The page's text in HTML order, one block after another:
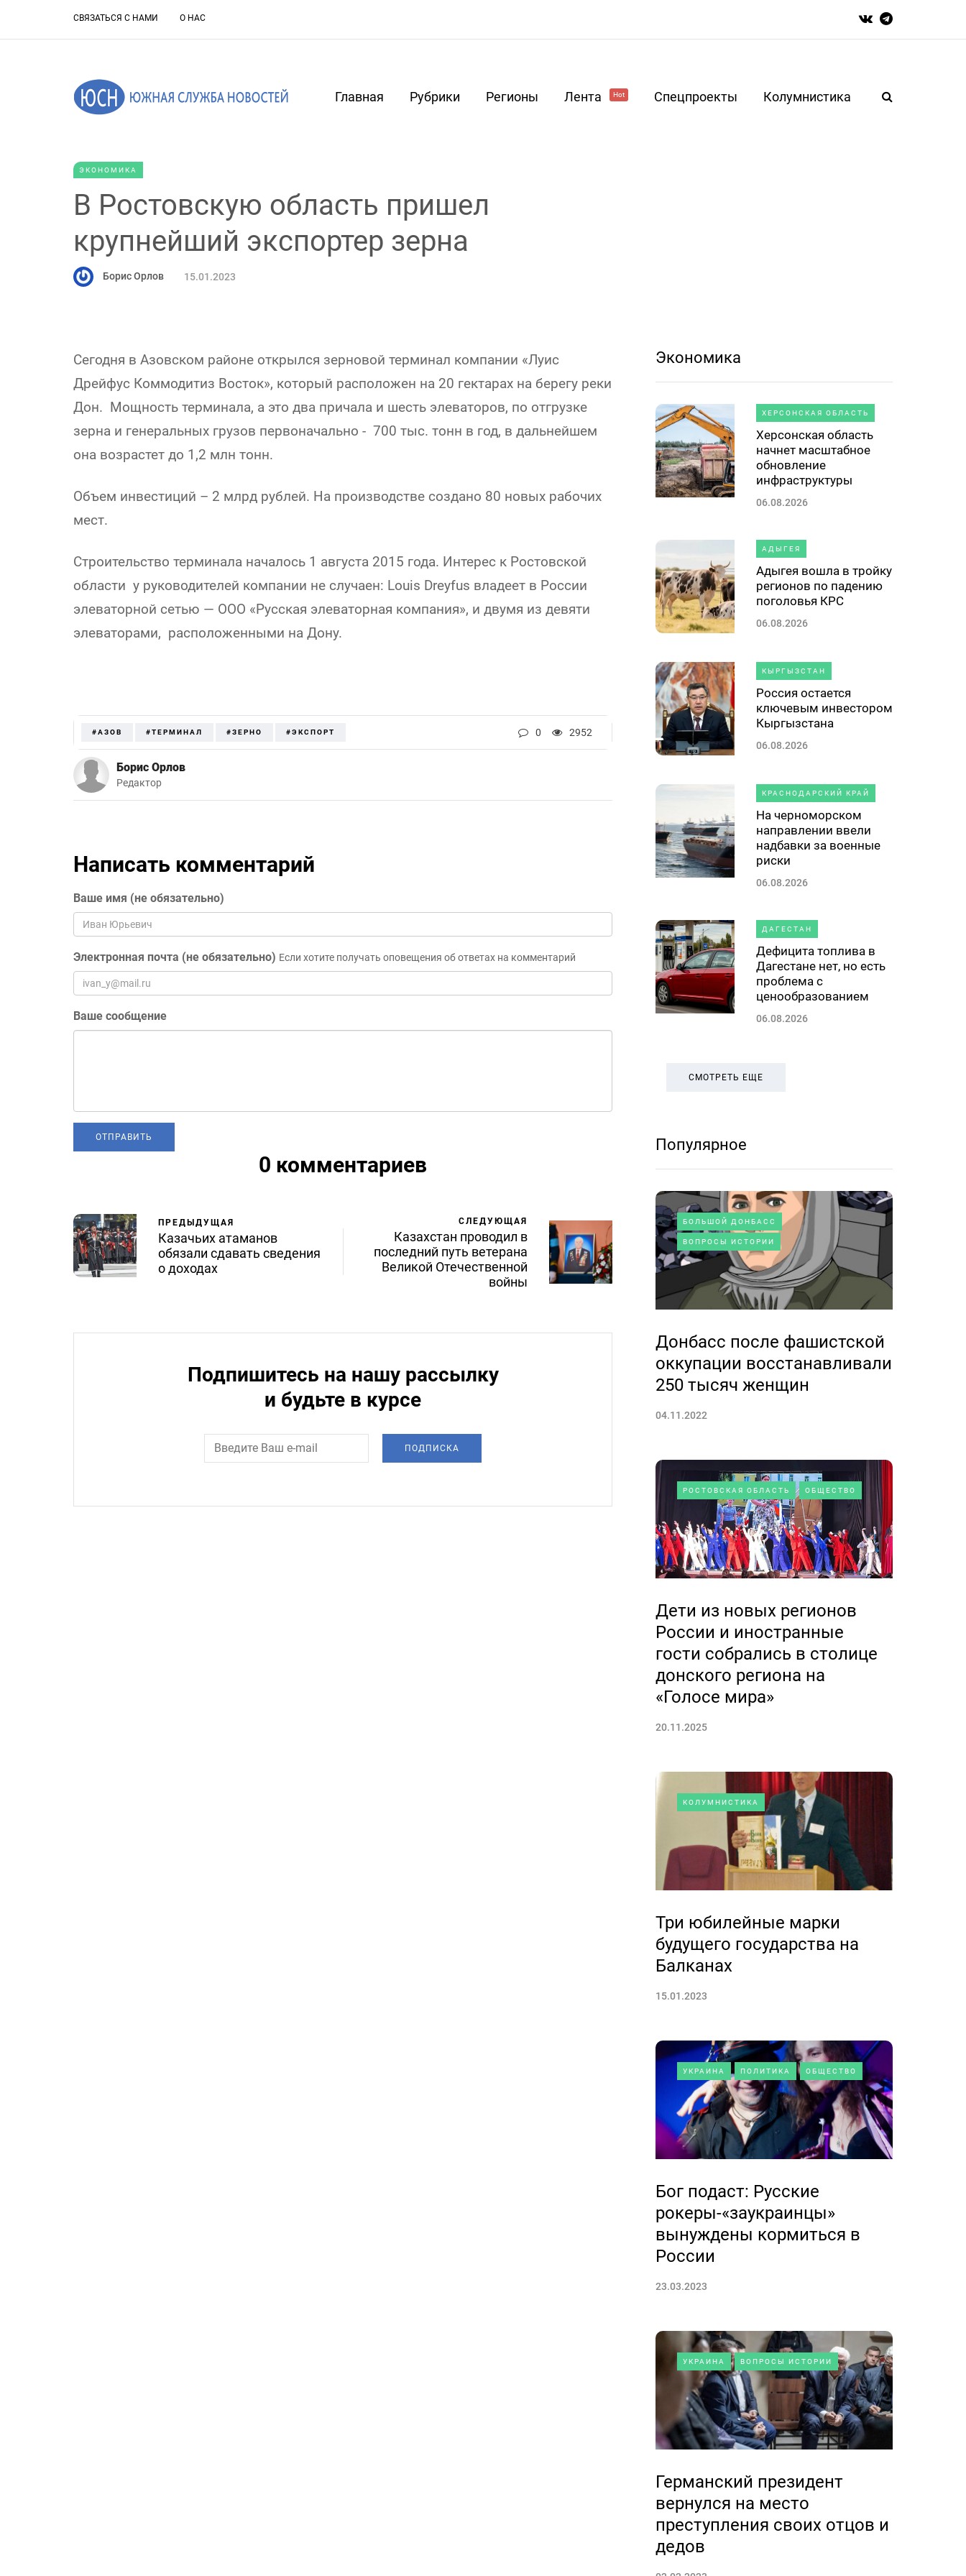
СВЯЗАТЬСЯ С НАМИ О НАС
Главная Рубрики Регионы Лента Hot Спецпроекты Колумнистика
ЭКОНОМИКА
В Ростовскую область пришел
крупнейший экспортер зерна
Борис Орлов 15.01.2023
Сегодня в Азовском районе открылся зерновой терминал компании «Луис
Дрейфус Коммодитиз Восток», который расположен на 20 гектарах на берегу реки
Дон. Мощность терминала, а это два причала и шесть элеваторов, по отгрузке
зерна и генеральных грузов первоначально - 700 тыс. тонн в год, в дальнейшем
она возрастет до 1,2 млн тонн.
Объем инвестиций – 2 млрд рублей. На производстве создано 80 новых рабочих
мест.
Строительство терминала началось 1 августа 2015 года. Интерес к Ростовской
области у руководителей компании не случаен: Louis Dreyfus владеет в России
элеваторной сетью — ООО «Русская элеваторная компания», и двумя из девяти
элеваторами, расположенными на Дону.
#АЗОВ #ТЕРМИНАЛ #ЗЕРНО #ЭКСПОРТ 0 2952
Борис Орлов
Редактор
Написать комментарий
Ваше имя (не обязательно)
Электронная почта (не обязательно) Если хотите получать оповещения об ответах на комментарий
Ваше сообщение
0 комментариев
ПРЕДЫДУЩАЯ
Казачьих атаманов
обязали сдавать сведения
о доходах
СЛЕДУЮЩАЯ
Казахстан проводил в
последний путь ветерана
Великой Отечественной
войны
Подпишитесь на нашу рассылку
и будьте в курсе
ПОДПИСКА
Экономика
ХЕРСОНСКАЯ ОБЛАСТЬ
Херсонская область
начнет масштабное
обновление
инфраструктуры
06.08.2026
АДЫГЕЯ
Адыгея вошла в тройку
регионов по падению
поголовья КРС
06.08.2026
КЫРГЫЗСТАН
Россия остается
ключевым инвестором
Кыргызстана
06.08.2026
КРАСНОДАРСКИЙ КРАЙ
На черноморском
направлении ввели
надбавки за военные
риски
06.08.2026
ДАГЕСТАН
Дефицита топлива в
Дагестане нет, но есть
проблема с
ценообразованием
06.08.2026
СМОТРЕТЬ ЕЩЕ
Популярное
БОЛЬШОЙ ДОНБАСС
ВОПРОСЫ ИСТОРИИ
Донбасс после фашистской
оккупации восстанавливали
250 тысяч женщин
04.11.2022
РОСТОВСКАЯ ОБЛАСТЬ ОБЩЕСТВО
Дети из новых регионов
России и иностранные
гости собрались в столице
донского региона на
«Голосе мира»
20.11.2025
КОЛУМНИСТИКА
Три юбилейные марки
будущего государства на
Балканах
15.01.2023
УКРАИНА ПОЛИТИКА ОБЩЕСТВО
Бог подаст: Русские
рокеры-«заукраинцы»
вынуждены кормиться в
России
23.03.2023
УКРАИНА ВОПРОСЫ ИСТОРИИ
Германский президент
вернулся на место
преступления своих отцов и
дедов